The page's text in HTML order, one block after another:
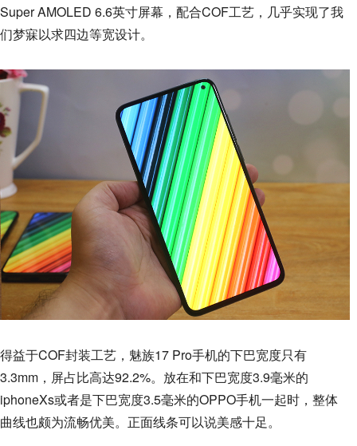
Super AMOLED 6.6英寸屏幕，配合COF工艺，几乎实现了我
们梦寐以求四边等宽设计。
得益于COF封装工艺，魅族17 Pro手机的下巴宽度只有
3.3mm，屏占比高达92.2%。放在和下巴宽度3.9毫米的
iphoneXs或者是下巴宽度3.5毫米的OPPO手机一起时，整体
曲线也颇为流畅优美。正面线条可以说美感十足。